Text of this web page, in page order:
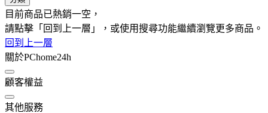
目前商品已熱銷一空，
請點擊「回到上一層」，或使用搜尋功能繼續瀏覽更多商品。
回到上一層
關於PChome24h
顧客權益
其他服務